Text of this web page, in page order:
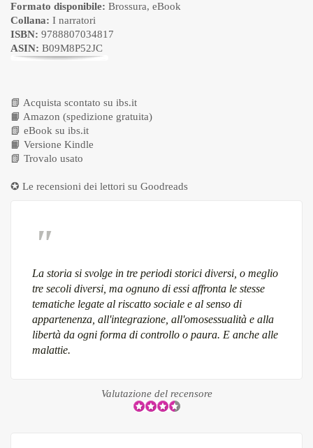
Formato disponibile: Brossura, eBook
Collana: I narratori
ISBN: 9788807034817
ASIN: B09M8P52JC
📗 Acquista scontato su ibs.it
📙 Amazon (spedizione gratuita)
📗 eBook su ibs.it
📙 Versione Kindle
📗 Trovalo usato
✪ Le recensioni dei lettori su Goodreads
La storia si svolge in tre periodi storici diversi, o meglio
tre secoli diversi, ma ognuno di essi affronta le stesse
tematiche legate al riscatto sociale e al senso di
appartenenza, all'integrazione, all'omosessualità e alla
libertà da ogni forma di controllo o paura. E anche alle
malattie.
Valutazione del recensore